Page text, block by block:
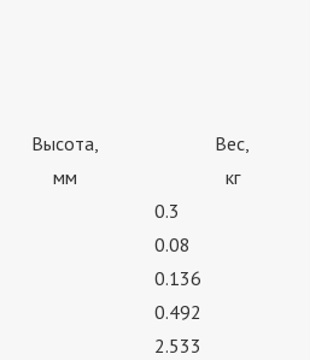
Высота,
мм
Вес,
кг
0.3
0.08
0.136
0.492
2.533